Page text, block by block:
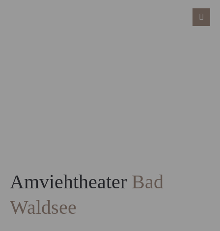
Amviehtheater Bad
Waldsee